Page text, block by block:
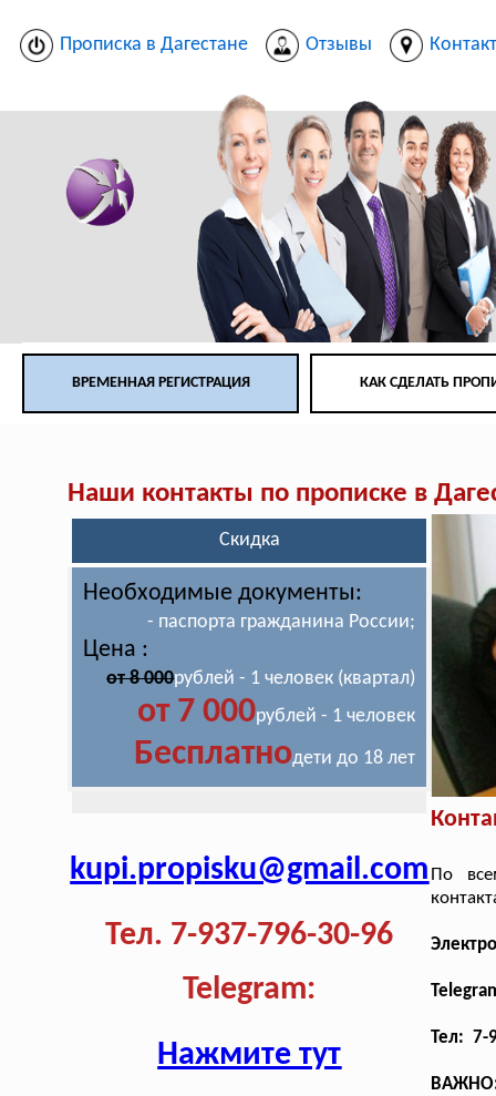
Прописка в Дагестане Отзывы
ВРЕМЕННАЯ РЕГИСТРАЦИЯ КАК СДЕЛАТЬ
Наши контакты по прописке в
Скидка
Необходимые документы:
- паспорта гражданина России;
Цена :
от 8 000рублей - 1 человек (квартал)
от 7 000рублей - 1 человек
Бесплатнодети до 18 лет
kupi.propisku@gmail.com
Тел. 7-937-796-30-96
Telegram:
Нажмите тут
По
Тел: 7-